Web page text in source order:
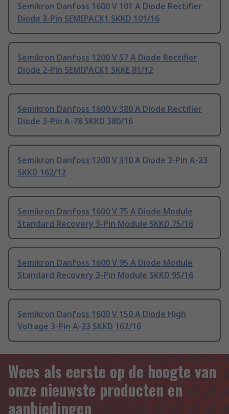
Semikron Danfoss 1600 V 101 A Diode Rectifier
Diode 3-Pin SEMIPACK1 SKKD 101/16
Semikron Danfoss 1200 V 57 A Diode Rectifier
Diode 2-Pin SEMIPACK1 SKKE 81/12
Semikron Danfoss 1600 V 380 A Diode Rectifier
Diode 3-Pin A-78 SKKD 380/16
Semikron Danfoss 1200 V 310 A Diode 3-Pin A-23
SKKD 162/12
Semikron Danfoss 1600 V 75 A Diode Module
Standard Recovery 3-Pin Module SKKD 75/16
Semikron Danfoss 1600 V 95 A Diode Module
Standard Recovery 3-Pin Module SKKD 95/16
Semikron Danfoss 1600 V 150 A Diode High
Voltage 3-Pin A-23 SKKD 162/16
Wees als eerste op de hoogte van
onze nieuwste producten en
aanbiedingen